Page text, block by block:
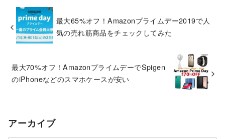
最大65%オフ！Amazonプライムデー2019で人
気の売れ筋商品をチェックしてみた
最大70%オフ！AmazonプライムデーでSpigen
のiPhoneなどのスマホケースが安い
アーカイブ